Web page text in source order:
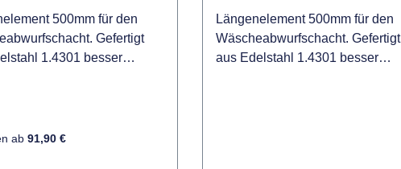
500mm für den
Gefertigt
1.4301 besser
untereinander
ab 91,90 €
Längenelement 500mm für den
Wäscheabwurfschacht. Gefertigt
aus Edelstahl 1.4301 besser